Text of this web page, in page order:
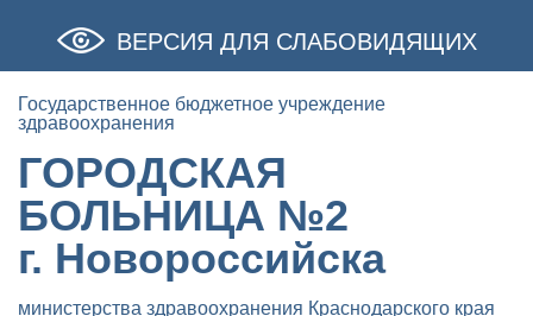
ВЕРСИЯ ДЛЯ СЛАБОВИДЯЩИХ
Государственное бюджетное учреждение
здравоохранения
ГОРОДСКАЯ
БОЛЬНИЦА №2
г. Новороссийска
министерства здравоохранения Краснодарского края